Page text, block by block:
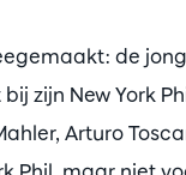
de
zijn New York
Arturo